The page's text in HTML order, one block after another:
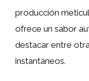
producción
ofrece un sabor
destacar entre
instantáneos.